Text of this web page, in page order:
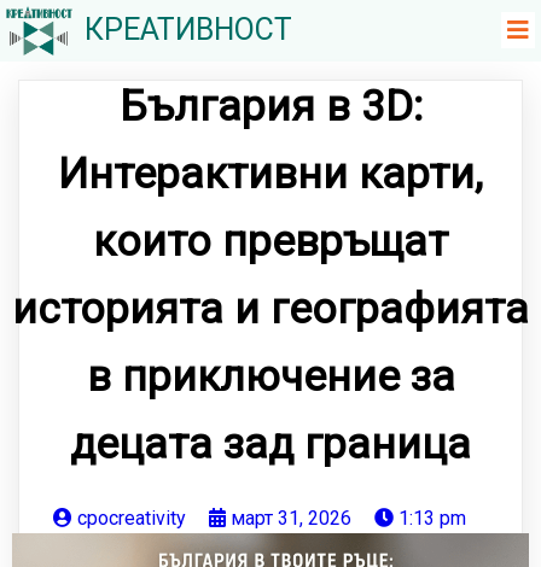
КРЕАТИВНОСТ
България в 3D:
Интерактивни карти,
които превръщат
историята и географията
в приключение за
децата зад граница
cpocreativity март 31, 2026 1:13 pm